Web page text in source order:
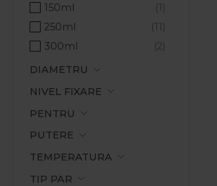
The Shave Factory
Wella Professionals
Wella SP
Protectia culorii
Protectie termica
Protectie UV
Protector
Reparare
150ml
250ml
300ml
DIAMETRU
NIVEL FIXARE
PENTRU
PUTERE
TEMPERATURA
TIP PAR